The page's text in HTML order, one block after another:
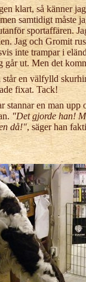
klart, så känner
samtidigt måste
sportaffären.
Jag och Gromit
inte trampar i
går ut. Men det
en välfylld
fixat. Tack!
en man upp
"Det gjorde han!
då!", säger han